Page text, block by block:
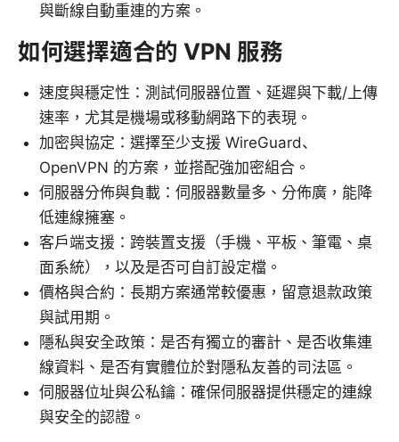
與斷線自動重連的方案。
如何選擇適合的 VPN 服務
速度與穩定性：測試伺服器位置、延遲與下載/上傳
速率，尤其是機場或移動網路下的表現。
加密與協定：選擇至少支援 WireGuard、
OpenVPN 的方案，並搭配強加密組合。
伺服器分佈與負載：伺服器數量多、分佈廣，能降
低連線擁塞。
客戶端支援：跨裝置支援（手機、平板、筆電、桌
面系統），以及是否可自訂設定檔。
價格與合約：長期方案通常較優惠，留意退款政策
與試用期。
隱私與安全政策：是否有獨立的審計、是否收集連
線資料、是否有實體位於對隱私友善的司法區。
伺服器位址與公私鑰：確保伺服器提供穩定的連線
與安全的認證。